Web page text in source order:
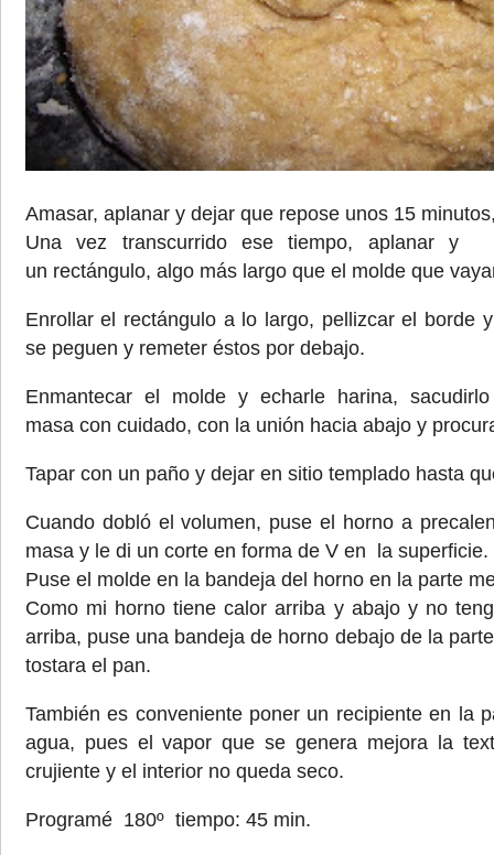
Amasar, aplanar y dejar que repose unos 15
Una vez transcurrido ese tiempo, aplanar
un rectángulo, algo más largo que el molde que
Enrollar el rectángulo a lo largo, pellizcar el borde
se peguen y remeter éstos por debajo.
Enmantecar el molde y echarle harina,
masa con cuidado, con la unión hacia abajo y
Tapar con un paño y dejar en sitio templado hasta
Cuando dobló el volumen, puse el horno a
masa y le di un corte en forma de V en la superficie.
Puse el molde en la bandeja del horno en la parte
Como mi horno tiene calor arriba y abajo y no
arriba, puse una bandeja de horno debajo de la
tostara el pan.
También es conveniente poner un recipiente en la
agua, pues el vapor que se genera mejora la
crujiente y el interior no queda seco.
Programé 180º tiempo: 45 min.